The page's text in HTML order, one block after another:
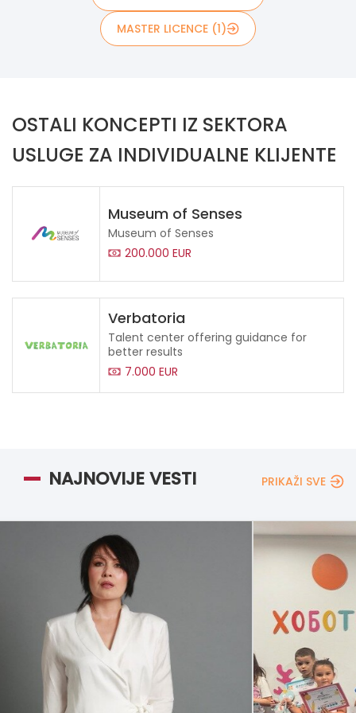
MASTER LICENCE (1)
OSTALI KONCEPTI IZ SEKTORA
USLUGE ZA INDIVIDUALNE KLIJENTE
Museum of Senses
Museum of Senses
200.000 EUR
Verbatoria
Talent center offering guidance for
better results
7.000 EUR
NAJNOVIJE VESTI PRIKAŽI SVE